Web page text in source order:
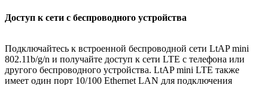
Доступ к сети с беспроводного устройства
Подключайтесь к встроенной беспроводной сети LtAP mini
802.11b/g/n и получайте доступ к сети LTE с телефона или
другого беспроводного устройства. LtAP mini LTE также
имеет один порт 10/100 Ethernet LAN для подключения